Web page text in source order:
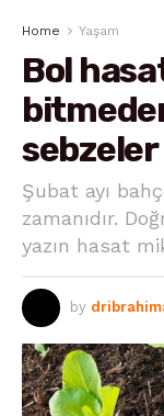
Home Yaşam
Bol
sebzeler
Şubat ayı
zamanıdır.
yazın hasat
by